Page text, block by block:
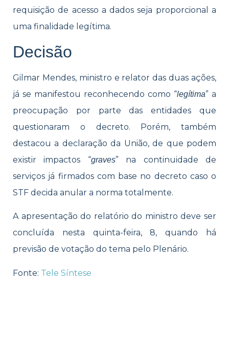
requisição de acesso a dados seja proporcional a
uma finalidade legítima.
Decisão
Gilmar Mendes, ministro e relator das duas ações,
já se manifestou reconhecendo como “legítima” a
preocupação por parte das entidades que
questionaram o decreto. Porém, também
destacou a declaração da União, de que podem
existir impactos “graves” na continuidade de
serviços já firmados com base no decreto caso o
STF decida anular a norma totalmente.
A apresentação do relatório do ministro deve ser
concluída nesta quinta-feira, 8, quando há
previsão de votação do tema pelo Plenário.
Fonte: Tele Síntese